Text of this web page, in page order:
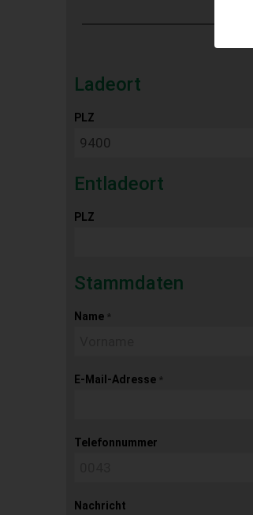
Ladeort
PLZ
Entladeort
PLZ
Stammdaten
Name *
E-Mail-Adresse *
Telefonnummer
Nachricht